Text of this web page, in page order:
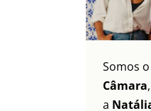
Somos o
Câmara
a